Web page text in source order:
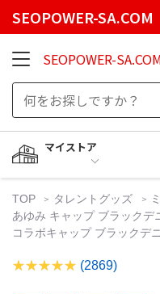
SEOPOWER-SA.COM
SEOPOWER-
マイストア
TOP タレントグッズ
あゆみ キャップ ブラック
コラボキャップ ブラックデ
(2869)